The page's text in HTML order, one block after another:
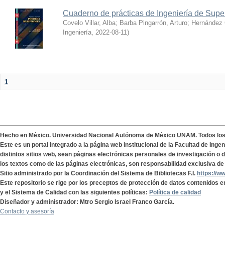
Cuaderno de prácticas de Ingeniería de
Covelo Villar, Alba; Barba Pingarrón, Arturo;
Ingeniería, 2022-08-11)
1
Hecho en México. Universidad Nacional Autónoma de México UNAM. Todos
Este es un portal integrado a la página web institucional de la Facultad de
distintos sitios web, sean páginas electrónicas personales de investigación o
los textos como de las páginas electrónicas, son responsabilidad exclusiva
Sitio administrado por la Coordinación del Sistema de Bibliotecas F.I. https://
Este repositorio se rige por los preceptos de protección de datos contenidos
y el Sistema de Calidad con las siguientes políticas: Política de calidad
Diseñador y administrador: Mtro Sergio Israel Franco García.
Contacto y asesoría